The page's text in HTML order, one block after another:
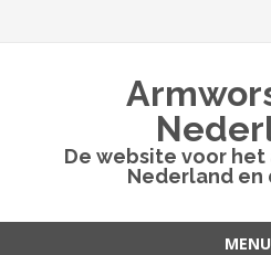
De website voor
Nederland en
MENU